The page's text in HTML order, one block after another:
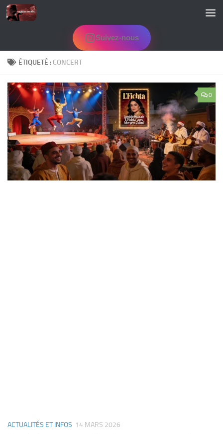
Skip to content
Suivez-nous
ÉTIQUETÉ : CONCERT
0
ACTUALITÉS ET INFOS 14 MARS 2026